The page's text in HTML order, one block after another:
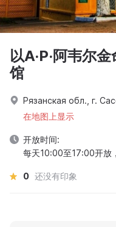
以A·P·阿韦尔
馆
Рязанская обл., г.
在地图上显示
开放时间:
每天10:00至17:00开放
0 还没有印象